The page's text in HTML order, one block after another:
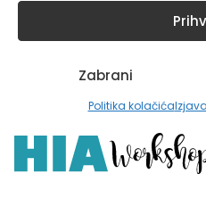
Zabrani
Politika kolačića